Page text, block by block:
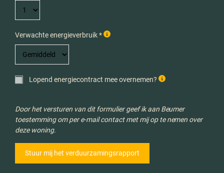
Verwachte energieverbruik *
Lopend energiecontract mee overnemen?
Door het versturen van dit formulier geef ik aan Beumer
toestemming om per e-mail contact met mij op te nemen over
deze woning.